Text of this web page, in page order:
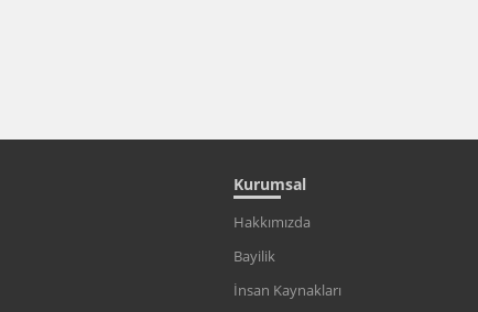
Kurumsal
Hakkımızda
Bayilik
İnsan Kaynakları